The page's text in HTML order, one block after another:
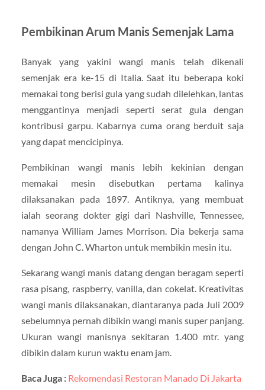
Pembikinan Arum Manis Semenjak Lama
Banyak yang yakini wangi manis telah dikenali
semenjak era ke-15 di Italia. Saat itu beberapa koki
memakai tong berisi gula yang sudah dilelehkan, lantas
menggantinya menjadi seperti serat gula dengan
kontribusi garpu. Kabarnya cuma orang berduit saja
yang dapat mencicipinya.
Pembikinan wangi manis lebih kekinian dengan
memakai mesin disebutkan pertama kalinya
dilaksanakan pada 1897. Antiknya, yang membuat
ialah seorang dokter gigi dari Nashville, Tennessee,
namanya William James Morrison. Dia bekerja sama
dengan John C. Wharton untuk membikin mesin itu.
Sekarang wangi manis datang dengan beragam seperti
rasa pisang, raspberry, vanilla, dan cokelat. Kreativitas
wangi manis dilaksanakan, diantaranya pada Juli 2009
sebelumnya pernah dibikin wangi manis super panjang.
Ukuran wangi manisnya sekitaran 1.400 mtr. yang
dibikin dalam kurun waktu enam jam.
Baca Juga : Rekomendasi Restoran Manado Di Jakarta